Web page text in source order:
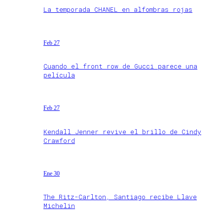
La temporada CHANEL en alfombras rojas
Feb 27
Cuando el front row de Gucci parece una
película
Feb 27
Kendall Jenner revive el brillo de Cindy
Crawford
Ene 30
The Ritz-Carlton, Santiago recibe Llave
Michelin